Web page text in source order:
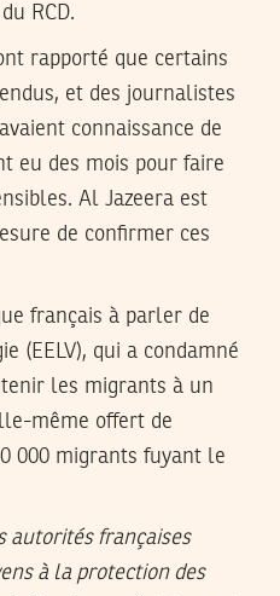
RCD.
rapporté que certains
et des journalistes
connaissance de
eu des mois pour faire
Al Jazeera est
de confirmer ces
français à parler de
(EELV), qui a condamné
les migrants à un
même offert de
000 migrants fuyant le
autorités françaises
à la protection des